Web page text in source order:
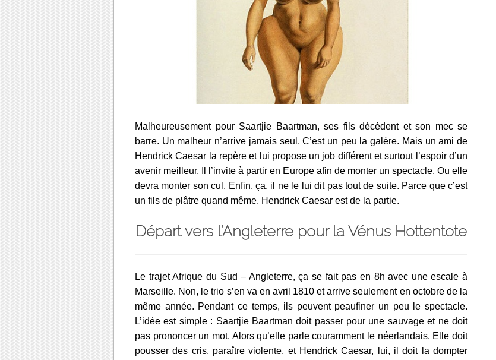
Malheureusement pour Saartjie Baartman, ses fils décèdent et son mec se
barre. Un malheur n’arrive jamais seul. C’est un peu la galère. Mais un ami de
Hendrick Caesar la repère et lui propose un job différent et surtout l’espoir d’un
avenir meilleur. Il l’invite à partir en Europe afin de monter un spectacle. Ou elle
devra monter son cul. Enfin, ça, il ne le lui dit pas tout de suite. Parce que c’est
un fils de plâtre quand même. Hendrick Caesar est de la partie.
Départ vers l’Angleterre pour la Vénus Hottentote
Le trajet Afrique du Sud – Angleterre, ça se fait pas en 8h avec une escale à
Marseille. Non, le trio s’en va en avril 1810 et arrive seulement en octobre de la
même année. Pendant ce temps, ils peuvent peaufiner un peu le spectacle.
L’idée est simple : Saartjie Baartman doit passer pour une sauvage et ne doit
pas prononcer un mot. Alors qu’elle parle couramment le néerlandais. Elle doit
pousser des cris, paraître violente, et Hendrick Caesar, lui, il doit la dompter